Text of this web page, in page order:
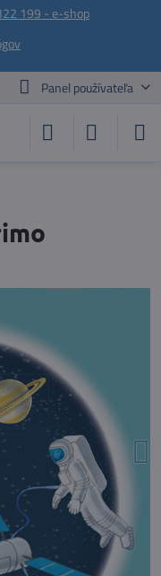
199 - e-shop
Panel používateľa